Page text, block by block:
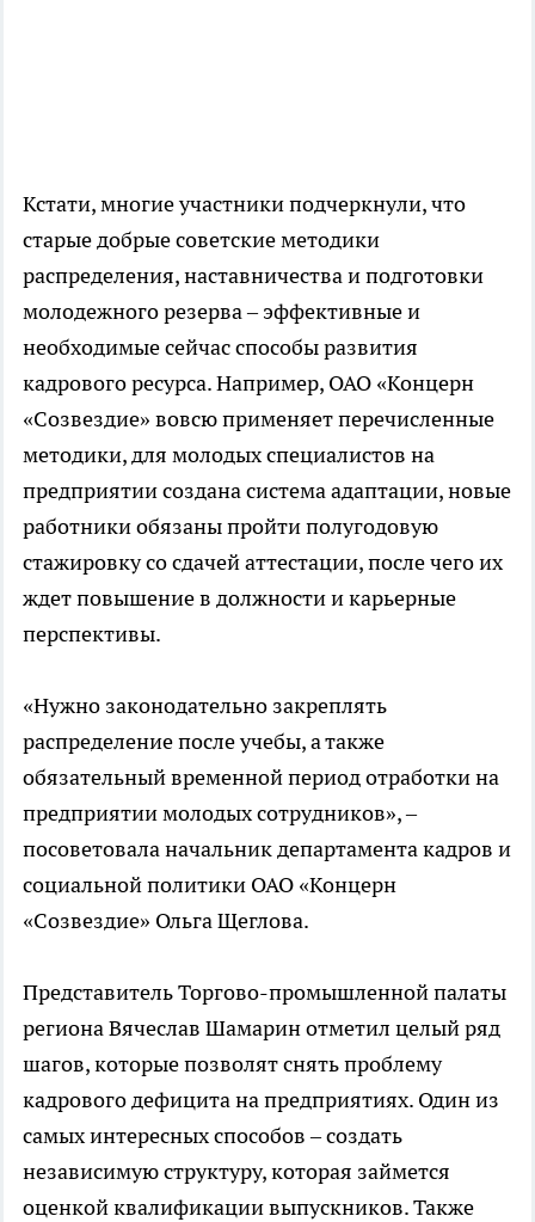
Кстати, многие участники подчеркнули, что
старые добрые советские методики
распределения, наставничества и подготовки
молодежного резерва – эффективные и
необходимые сейчас способы развития
кадрового ресурса. Например, ОАО «Концерн
«Созвездие» вовсю применяет перечисленные
методики, для молодых специалистов на
предприятии создана система адаптации, новые
работники обязаны пройти полугодовую
стажировку со сдачей аттестации, после чего их
ждет повышение в должности и карьерные
перспективы.
«Нужно законодательно закреплять
распределение после учебы, а также
обязательный временной период отработки на
предприятии молодых сотрудников», –
посоветовала начальник департамента кадров и
социальной политики ОАО «Концерн
«Созвездие» Ольга Щеглова.
Представитель Торгово-промышленной палаты
региона Вячеслав Шамарин отметил целый ряд
шагов, которые позволят снять проблему
кадрового дефицита на предприятиях. Один из
самых интересных способов – создать
независимую структуру, которая займется
оценкой квалификации выпускников. Также